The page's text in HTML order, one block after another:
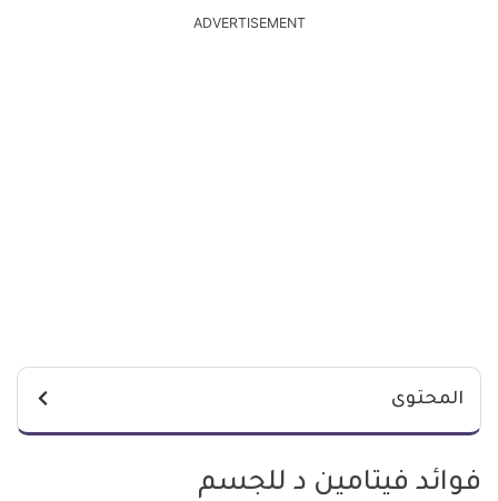
ADVERTISEMENT
المحتوى
فوائد فيتامين د للجسم